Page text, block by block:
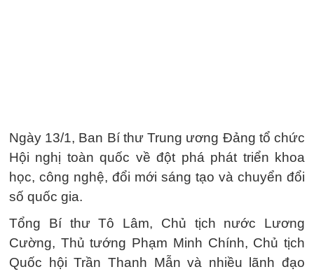
Ngày 13/1, Ban Bí thư Trung ương Đảng tổ chức
Hội nghị toàn quốc về đột phá phát triển khoa
học, công nghệ, đổi mới sáng tạo và chuyển đổi
số quốc gia.
Tổng Bí thư Tô Lâm, Chủ tịch nước Lương
Cường, Thủ tướng Phạm Minh Chính, Chủ tịch
Quốc hội Trần Thanh Mẫn và nhiều lãnh đạo